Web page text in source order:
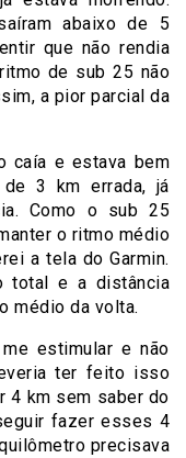
abaixo de 5
que não rendia
de sub 25 não
a pior parcial da
caía e estava bem
3 km errada, já
Como o sub 25
o ritmo médio
a tela do Garmin.
total e a distância
médio da volta.
estimular e não
ter feito isso
4 km sem saber do
fazer esses 4
precisava